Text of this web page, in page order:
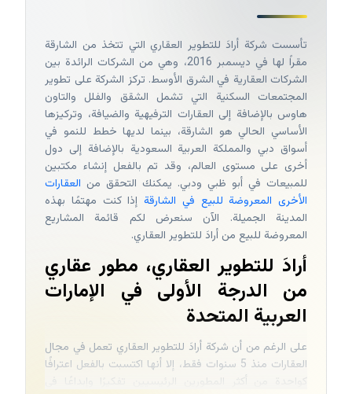
تأسست شركة أرادَ للتطوير العقاري التي تتخذ من الشارقة
مقراً لها في ديسمبر 2016، وهي من الشركات الرائدة بين
الشركات العقارية في الشرق الأوسط. تركز الشركة على تطوير
المجتمعات السكنية التي تشمل الشقق والفلل والتاون
هاوس بالإضافة إلى العقارات الترفيهية والضيافة، وتركيزها
الأساسي الحالي هو الشارقة، بينما لديها خطط للنمو في
أسواق دبي والمملكة العربية السعودية بالإضافة إلى دول
أخرى على مستوى العالم، وقد تم بالفعل إنشاء مكتبين
للمبيعات في أبو ظبي ودبي. يمكنك التحقق من العقارات
الأخرى المعروضة للبيع في الشارقة إذا كنت مهتمًا بهذه
المدينة الجميلة. الآن سنعرض لكم قائمة المشاريع
المعروضة للبيع من أرادَ للتطوير العقاري.
أرادَ للتطوير العقاري، مطور عقاري
من الدرجة الأولى في الإمارات
العربية المتحدة
على الرغم من أن شركة أرادَ للتطوير العقاري تعمل في مجال
العقارات منذ 5 سنوات فقط، إلا أنها اكتسبت بالفعل اعترافًا
كواحدة من أكثر المطورين الرئيسيين تفكيرًا وإبداعًا في